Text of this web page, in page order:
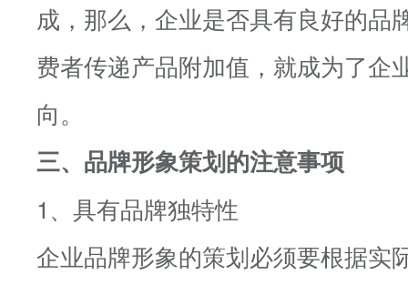
成，那么，企业是否具有良好的品
费者传递产品附加值，就成为了企
向。
三、品牌形象策划的注意事项
1、具有品牌独特性
企业品牌形象的策划必须要根据实